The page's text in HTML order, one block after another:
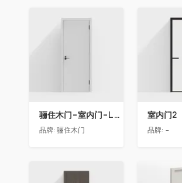
收藏
骊住木门-室内门-LAA单开门-YY漆白色
品牌: 骊住木门
收藏
室内门2
品牌: -
收藏